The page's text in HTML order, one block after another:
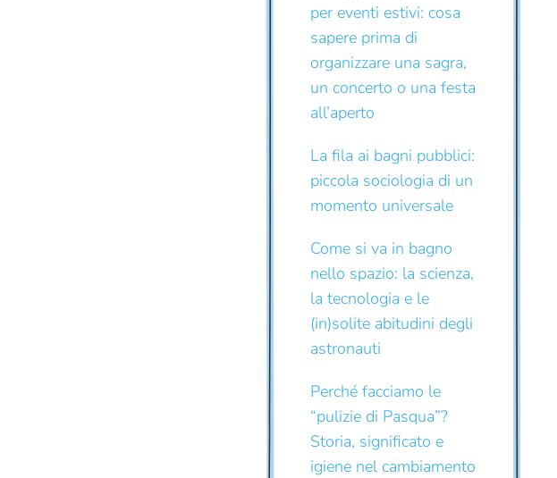
per eventi estivi: cosa
sapere prima di
organizzare una sagra,
un concerto o una festa
all’aperto
La fila ai bagni pubblici:
piccola sociologia di un
momento universale
Come si va in bagno
nello spazio: la scienza,
la tecnologia e le
(in)solite abitudini degli
astronauti
Perché facciamo le
“pulizie di Pasqua”?
Storia, significato e
igiene nel cambiamento